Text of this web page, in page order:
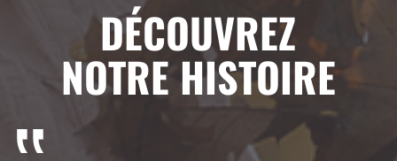
DÉCOUVREZ
NOTRE HISTOIRE